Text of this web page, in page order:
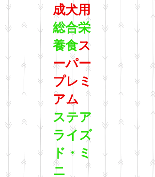
成犬用
総合栄
養食ス
ーパー
プレミ
アム
ステア
ライズ
ド・ミ
ニ